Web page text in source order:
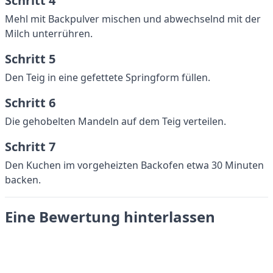
Mehl mit Backpulver mischen und abwechselnd mit der
Milch unterrühren.
Schritt 5
Den Teig in eine gefettete Springform füllen.
Schritt 6
Die gehobelten Mandeln auf dem Teig verteilen.
Schritt 7
Den Kuchen im vorgeheizten Backofen etwa 30 Minuten
backen.
Eine Bewertung hinterlassen